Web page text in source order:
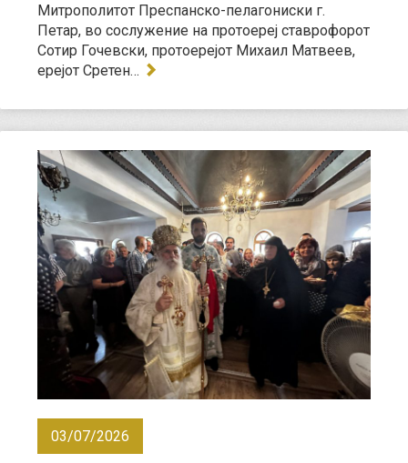
Митрополитот Преспанско-пелагониски г.
Петар, во сослужение на протоереј ставрофорот
Сотир Гочевски, протоерејот Михаил Матвеев,
ерејот Сретен…
03/07/2026